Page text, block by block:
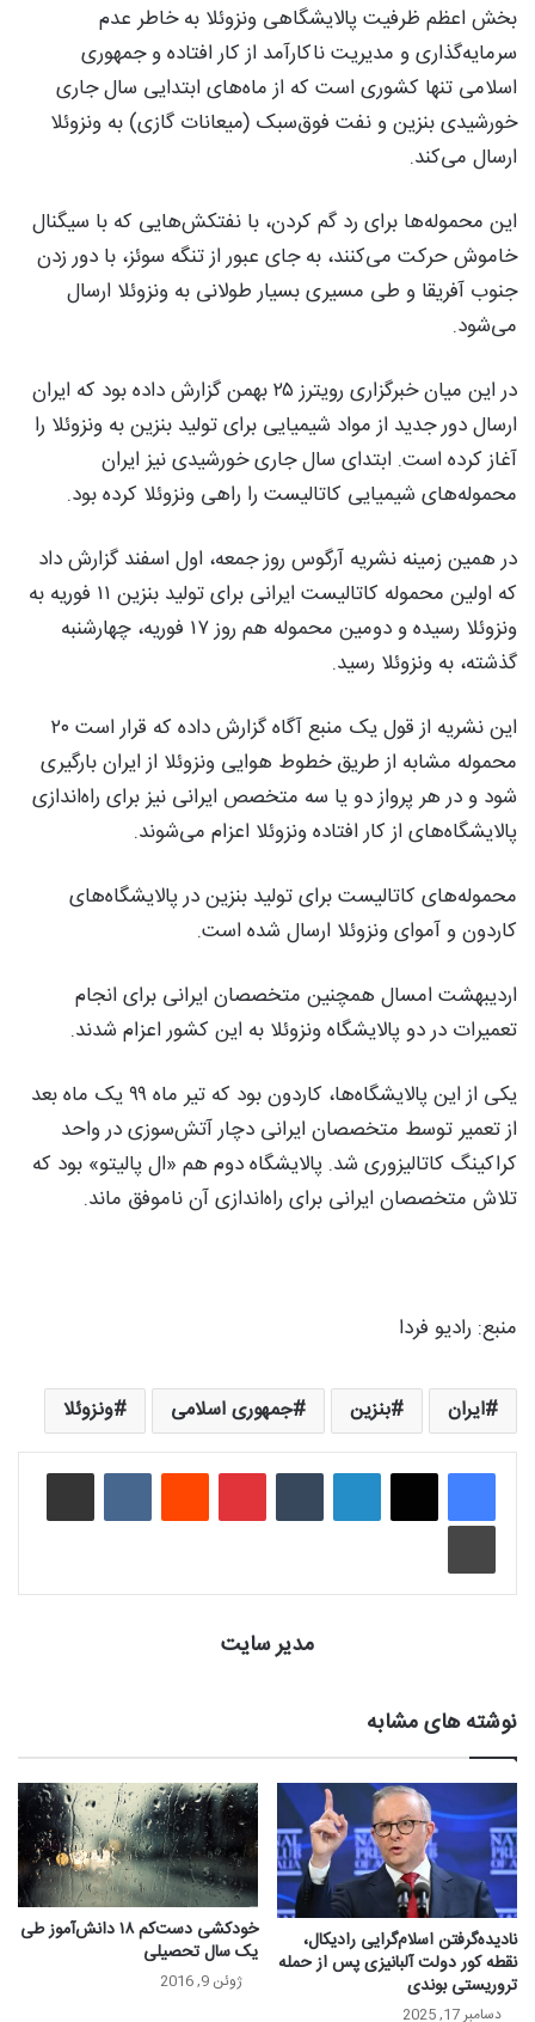
بخش اعظم ظرفیت پالایشگاهی ونزوئلا به خاطر عدم
سرمایه‌گذاری و مدیریت ناکارآمد از کار افتاده و جمهوری
اسلامی تنها کشوری است که از ماه‌های ابتدایی سال جاری
خورشیدی بنزین و نفت فوق‌سبک (میعانات گازی) به ونزوئلا
ارسال می‌کند.
این محموله‌ها برای رد گم کردن، با نفتکش‌هایی که با‌ سیگنال
خاموش حرکت می‌کنند، به جای عبور از تنگه سوئز، با دور زدن
جنوب آفریقا و طی مسیری بسیار طولانی به ونزوئلا ارسال
می‌شود.
در این میان خبرگزاری رویترز ۲۵ بهمن گزارش داده بود که ایران
ارسال دور جدید از مواد شیمیایی برای تولید بنزین به ونزوئلا را
آغاز کرده است. ابتدای سال جاری خورشیدی نیز ایران
محموله‌های شیمیایی کاتالیست را راهی ونزوئلا کرده بود.
در همین زمینه نشریه آرگوس روز جمعه، اول اسفند گزارش داد
که اولین محموله کاتالیست ایرانی برای تولید بنزین ۱۱ فوریه به
ونزوئلا رسیده و دومین محموله هم روز ۱۷ فوریه، چهارشنبه
گذشته، به ونزوئلا رسید.
این نشریه از قول یک منبع آگاه گزارش داده که قرار است ۲۰
محموله مشابه از طریق خطوط هوایی ونزوئلا از ایران بارگیری
شود و در هر پرواز دو یا سه متخصص ایرانی نیز برای راه‌اندازی
پالایشگاه‌های از کار افتاده ونزوئلا اعزام می‌شوند.
محموله‌های کاتالیست برای تولید بنزین در پالایشگاه‌های
کاردون و آموای ونزوئلا ارسال شده است.
اردیبهشت امسال همچنین متخصصان ایرانی برای انجام
تعمیرات در دو پالایشگاه ونزوئلا به این کشور اعزام شدند.
یکی از این پالایشگاه‌ها، کاردون بود که تیر ماه ۹۹ یک ماه بعد
از تعمیر توسط متخصصان ایرانی دچار آتش‌سوزی در واحد
کراکینگ کاتالیزوری شد. پالایشگاه دوم هم «ال پالیتو» بود که
تلاش متخصصان ایرانی برای راه‌اندازی آن ناموفق ماند.
منبع: ‌رادیو فردا
ایران بنزین جمهوری اسلامی ونزوئلا
لینکدین ‫پین‌ترست ‫رددیت
چاپ
مدیر سایت
نوشته های مشابه
نادیده‌گرفتن اسلام‌گرایی رادیکال،
نقطه کور دولت آلبانیزی پس از حمله
تروریستی بوندی
دسامبر 17, 2025
خودکشی دست‌کم ۱۸ دانش‌آموز طی
یک سال تحصیلی
ژوئن 9, 2016